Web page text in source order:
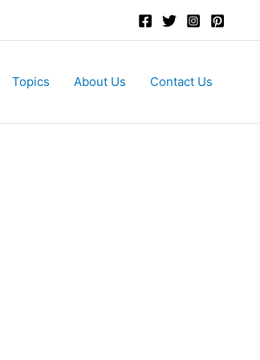
Topics About Us Contact Us